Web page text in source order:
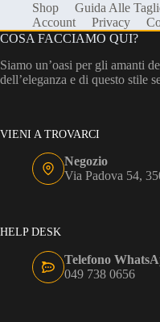
Shop Guida Alle
Account
Privacy
COSA FACCIAMO QUI?
Siamo un’oasi per gli amanti
dell’eleganza e di questo stile
VIENI A TROVARCI
Negozio
Via Padova 54,
HELP DESK
Telefono
049 738 0656